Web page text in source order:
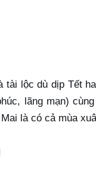
lộc dù dịp Tết
lãng mạn)
là có cả mùa